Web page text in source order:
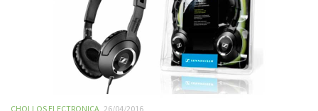
CHOLLOS ELECTRONICA 26/04/2016